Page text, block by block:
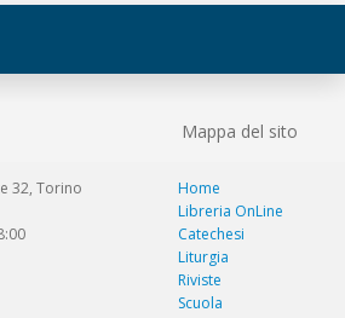
Mappa del sito
32, Torino
Home
Libreria OnLine
Catechesi
Liturgia
Riviste
Scuola